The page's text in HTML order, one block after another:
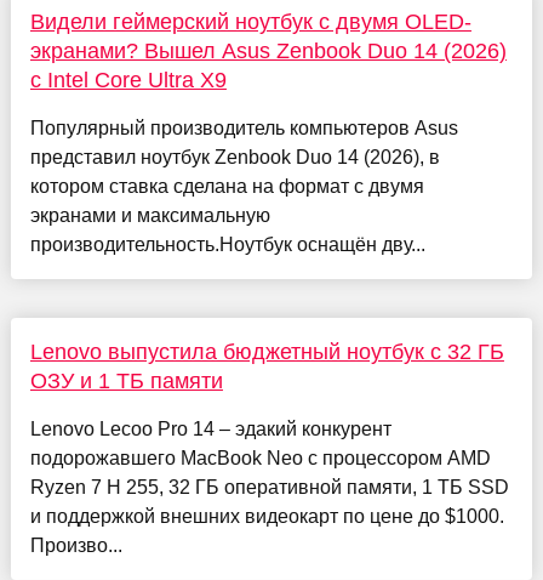
Видели геймерский ноутбук с двумя OLED-
экранами? Вышел Asus Zenbook Duo 14 (2026)
с Intel Core Ultra X9
Популярный производитель компьютеров Asus
представил ноутбук Zenbook Duo 14 (2026), в
котором ставка сделана на формат с двумя
экранами и максимальную
производительность.Ноутбук оснащён дву...
Lenovo выпустила бюджетный ноутбук с 32 ГБ
ОЗУ и 1 ТБ памяти
Lenovo Lecoo Pro 14 – эдакий конкурент
подорожавшего MacBook Neo с процессором AMD
Ryzen 7 H 255, 32 ГБ оперативной памяти, 1 ТБ SSD
и поддержкой внешних видеокарт по цене до $1000.
Произво...